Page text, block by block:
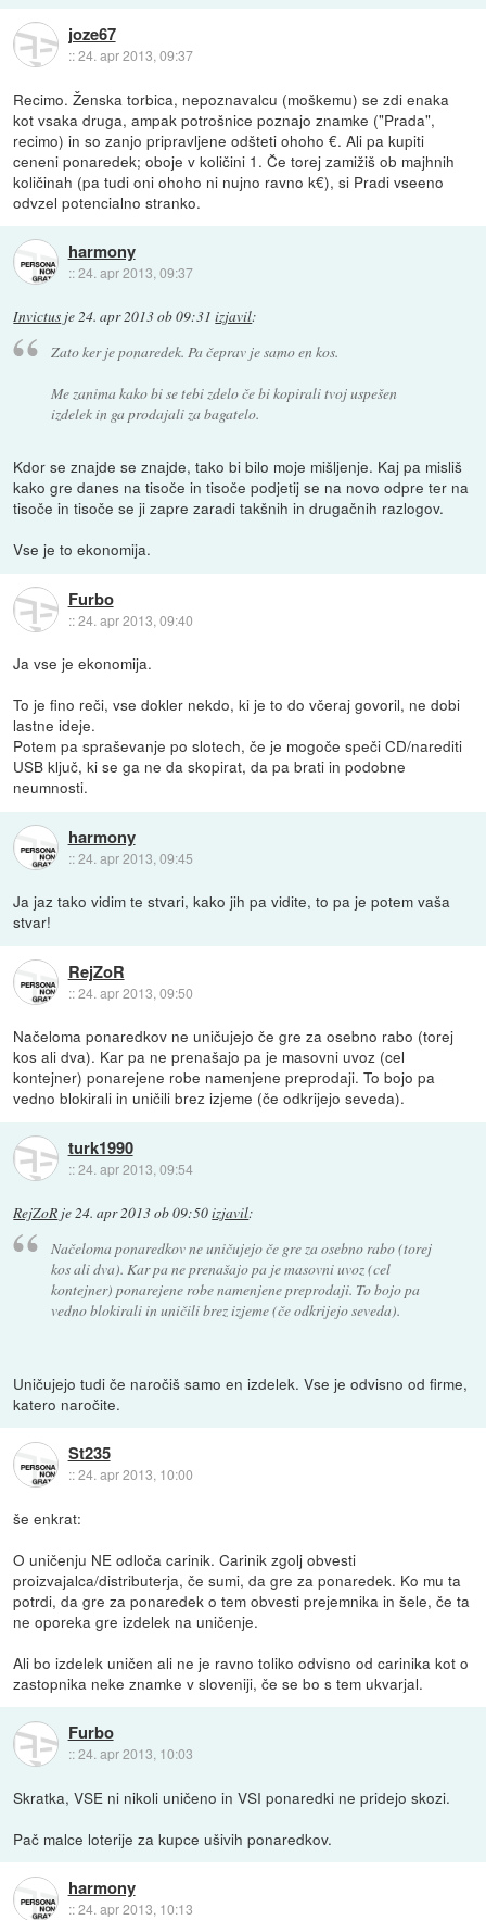
joze67
::24. apr 2013, 09:37
Recimo. Ženska torbica, nepoznavalcu (moškemu) se zdi enaka
kot vsaka druga, ampak potrošnice poznajo znamke ("Prada",
recimo) in so zanjo pripravljene odšteti ohoho €. Ali pa kupiti
ceneni ponaredek; oboje v količini 1. Če torej zamižiš ob majhnih
količinah (pa tudi oni ohoho ni nujno ravno k€), si Pradi vseeno
odvzel potencialno stranko.
harmony
::24. apr 2013, 09:37
Invictus je24. apr 2013 ob 09:31 izjavil:
Zato ker je ponaredek. Pa čeprav je samo en kos.
Me zanima kako bi se tebi zdelo če bi kopirali tvoj uspešen
izdelek in ga prodajali za bagatelo.
Kdor se znajde se znajde, tako bi bilo moje mišljenje. Kaj pa misliš
kako gre danes na tisoče in tisoče podjetij se na novo odpre ter na
tisoče in tisoče se ji zapre zaradi takšnih in drugačnih razlogov.
Vse je to ekonomija.
Furbo
::24. apr 2013, 09:40
Ja vse je ekonomija.
To je fino reči, vse dokler nekdo, ki je to do včeraj govoril, ne dobi
lastne ideje.
Potem pa spraševanje po slotech, če je mogoče speči CD/narediti
USB ključ, ki se ga ne da skopirat, da pa brati in podobne
neumnosti.
harmony
::24. apr 2013, 09:45
Ja jaz tako vidim te stvari, kako jih pa vidite, to pa je potem vaša
stvar!
RejZoR
::24. apr 2013, 09:50
Načeloma ponaredkov ne uničujejo če gre za osebno rabo (torej
kos ali dva). Kar pa ne prenašajo pa je masovni uvoz (cel
kontejner) ponarejene robe namenjene preprodaji. To bojo pa
vedno blokirali in uničili brez izjeme (če odkrijejo seveda).
turk1990
::24. apr 2013, 09:54
RejZoR je 24. apr 2013 ob 09:50izjavil:
Načeloma ponaredkov ne uničujejo če gre za osebno rabo (torej
kos ali dva). Kar pa ne prenašajo pa je masovni uvoz (cel
kontejner) ponarejene robe namenjene preprodaji. To bojo pa
vedno blokirali in uničili brez izjeme (če odkrijejo seveda).
Uničujejo tudi če naročiš samo en izdelek. Vse je odvisno od firme,
katero naročite.
St235
::24. apr 2013, 10:00
še enkrat:
O uničenju NE odloča carinik. Carinik zgolj obvesti
proizvajalca/distributerja, če sumi, da gre za ponaredek. Ko mu ta
potrdi, da gre za ponaredek o tem obvesti prejemnika in šele, če ta
ne oporeka gre izdelek na uničenje.
Ali bo izdelek uničen ali ne je ravno toliko odvisno od carinika kot o
zastopnika neke znamke v sloveniji, če se bo s tem ukvarjal.
Furbo
::24. apr 2013, 10:03
Skratka, VSE ni nikoli uničeno in VSI ponaredki ne pridejo skozi.
Pač malce loterije za kupce ušivih ponaredkov.
harmony
::24. apr 2013, 10:13